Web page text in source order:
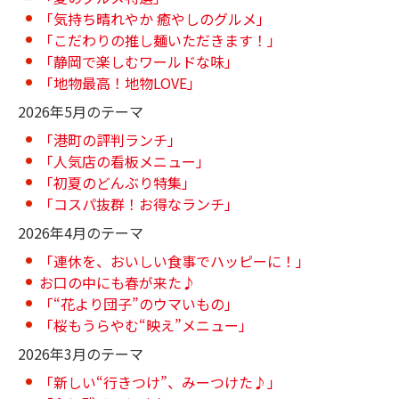
「気持ち晴れやか 癒やしのグルメ」
「こだわりの推し麺いただきます！」
「静岡で楽しむワールドな味」
「地物最高！地物LOVE」
2026年5月のテーマ
「港町の評判ランチ」
「人気店の看板メニュー」
「初夏のどんぶり特集」
「コスパ抜群！お得なランチ」
2026年4月のテーマ
「連休を、おいしい食事でハッピーに！」
お口の中にも春が来た♪
「“花より団子”のウマいもの」
「桜もうらやむ“映え”メニュー」
2026年3月のテーマ
「新しい“行きつけ”、みーつけた♪」